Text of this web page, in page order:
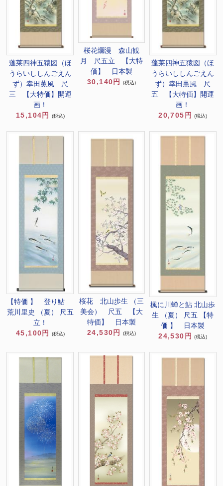
蓬莱四神五猿図（ほ
うらいししんごえん
ず）幸田薫風 尺
三 【大特価】開運
画！
15,104円
(税込)
桜花爛漫 森山観
月 尺五立 【大特
価】 日本製
30,140円
(税込)
蓬莱四神五猿図（ほ
うらいししんごえん
ず）幸田薫風 尺
五 【大特価】開運
画！
20,705円
(税込)
【特価 】 登り鮎
荒川里史 （夏） 尺五
立！
45,100円
(税込)
桜花 北山歩生 （三
美会） 尺五 【大
特価】 日本製
24,530円
(税込)
楓に川蝉と鮎 北山歩
生 （夏） 尺五 【特
価 】 日本製
24,530円
(税込)